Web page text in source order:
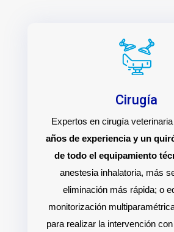
Cirugía
Expertos en cirugía
años de experiencia y un
de todo el equipamiento
anestesia inhalatoria, más
eliminación más rápida; o
monitorización
para realizar la intervención